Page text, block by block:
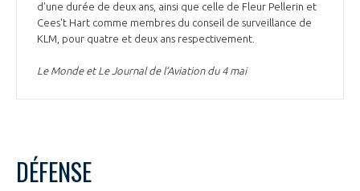
d'une durée de deux ans, ainsi que celle de Fleur Pellerin et
Cees't Hart comme membres du conseil de surveillance de
KLM, pour quatre et deux ans respectivement.
Le Monde et Le Journal de l’Aviation du 4 mai
DÉFENSE